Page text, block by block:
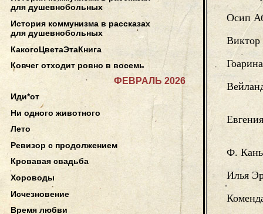
Осип
Виктор
Ф.
Илья
для душевнобольных
История коммунизма в рассказах
для душевнобольных
КакогоЦветаЭтаКнига
Ковчег отходит ровно в восемь
ФЕВРАЛЬ 2026
Иди*от
Ни одного животного
Лето
Ревизор с продолжением
Кровавая свадьба
Хороводы
Исчезновение
Время любви